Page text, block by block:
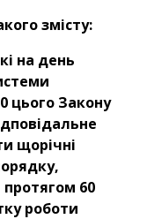
змісту:
на день
цього Закону
щорічні
60
роботи